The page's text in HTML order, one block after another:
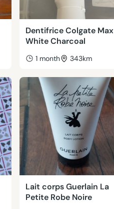
Dentifrice Colgate Max
White Charcoal
1 month 343km
Lait corps Guerlain La
Petite Robe Noire